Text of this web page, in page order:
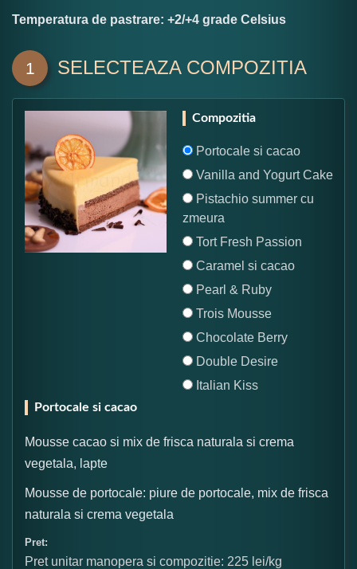
Temperatura de pastrare: +2/+4 grade Celsius
1 SELECTEAZA COMPOZITIA
Compozitia
Portocale si cacao
Vanilla and Yogurt Cake
Pistachio summer cu
zmeura
Tort Fresh Passion
Caramel si cacao
Pearl & Ruby
Trois Mousse
Chocolate Berry
Double Desire
Italian Kiss
Portocale si cacao
Mousse cacao si mix de frisca naturala si crema
vegetala, lapte
Mousse de portocale: piure de portocale, mix de frisca
naturala si crema vegetala
Pret:
Pret unitar manopera si compozitie: 225 lei/kg